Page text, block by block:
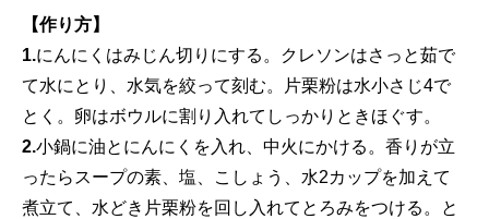
【作り方】
1.にんにくはみじん切りにする。クレソンはさっと茹で
て水にとり、水気を絞って刻む。片栗粉は水小さじ4で
とく。卵はボウルに割り入れてしっかりときほぐす。
2.小鍋に油とにんにくを入れ、中火にかける。香りが立
ったらスープの素、塩、こしょう、水2カップを加えて
煮立て、水どき片栗粉を回し入れてとろみをつける。と